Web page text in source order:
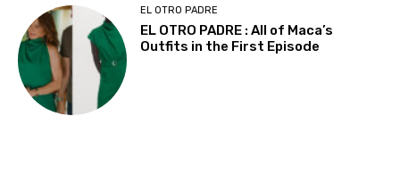
EL OTRO PADRE
EL OTRO PADRE : All of Maca’s
Outfits in the First Episode